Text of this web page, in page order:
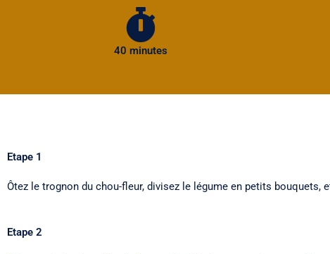
40 minutes
Etape 1
Ôtez le trognon du chou-fleur, divisez le légume en petits bouquets,
Etape 2